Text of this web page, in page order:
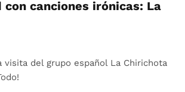
con canciones irónicas: La
visita del grupo español La Chirichota